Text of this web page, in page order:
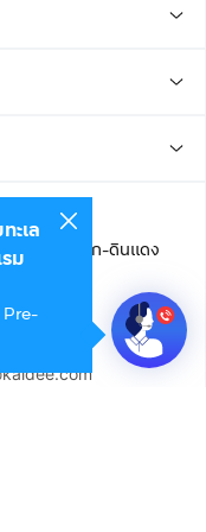
22 ถนนอโศก-ดินแดง
)
ะเล
ม
Pre-